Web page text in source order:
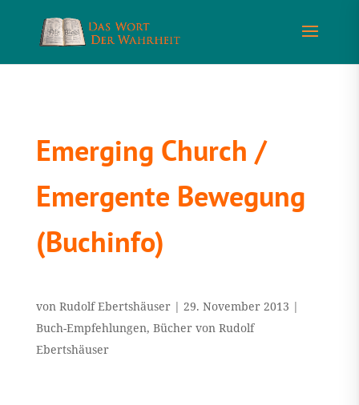
Emerging Church /
Emergente Bewegung
(Buchinfo)
von Rudolf Ebertshäuser| 29. November 2013 |
Buch-Empfehlungen, Bücher von Rudolf
Ebertshäuser